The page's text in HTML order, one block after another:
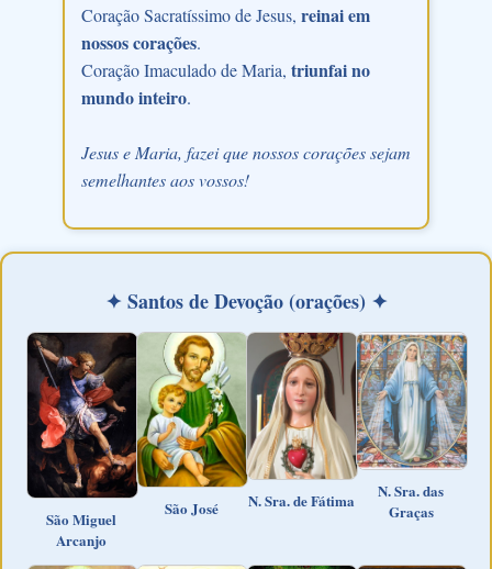
Coração Sacratíssimo de Jesus, reinai em
nossos corações.
Coração Imaculado de Maria, triunfai no
mundo inteiro.
Jesus e Maria, fazei que nossos corações sejam
semelhantes aos vossos!
✦ Santos de Devoção (orações) ✦
São Miguel
Arcanjo
São José N. Sra. de Fátima
N. Sra. das
Graças